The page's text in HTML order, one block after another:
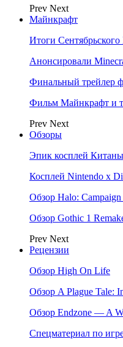
Prev Next
Майнкрафт
Итоги
Анонсировали
Финальный трейлер
Фильм Майнкрафт и
Prev Next
Обзоры
Эпик косплей
Косплей Nintendo x
Обзор Halo:
Обзор Gothic 1
Prev Next
Рецензии
Обзор High On Life
Обзор A Plague Tale:
Обзор Endzone — A
Спецматериал по